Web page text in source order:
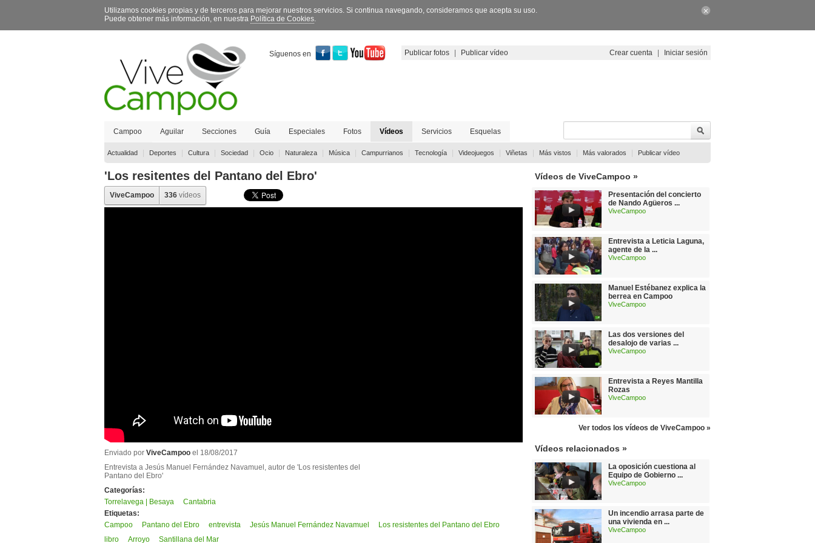
Utilizamos cookies propias y de terceros para mejorar nuestros servicios. Si continua navegando, consideramos que acepta su uso.
Puede obtener más información, en nuestra Política de Cookies.
Síguenos en Publicar fotos Publicar vídeo Crear cuenta Iniciar sesión
Campoo Aguilar Secciones Guía Especiales Fotos Vídeos
Actualidad Deportes Cultura Sociedad Ocio Naturaleza Música Campurrianos Tecnología Videojuegos Viñetas Más vistos Más valorados Publicar vídeo
Servicios Esquelas
Contacto
'Los resitentes del Pantano del Ebro'
ViveCampoo 336 vídeos
Enviado por ViveCampoo el 18/08/2017
Entrevista a Jesús Manuel Fernández Navamuel, autor de 'Los resistentes del
Pantano del Ebro'
Categorías:
Torrelavega | Besaya
Cantabria
Etiquetas:
Campoo
Pantano del Ebro entrevista Jesús Manuel Fernández Navamuel
Los resistentes del Pantano del Ebro
libro
Arroyo Santillana del Mar
Vídeos de ViveCampoo »
Presentación del concierto
de Nando Agüeros ...
ViveCampoo
Entrevista a Leticia Laguna,
agente de la ...
ViveCampoo
Manuel Estébanez explica la
berrea en Campoo
ViveCampoo
Las dos versiones del
desalojo de varias ...
ViveCampoo
Entrevista a Reyes Mantilla
Rozas
ViveCampoo
Ver todos los vídeos de ViveCampoo »
Vídeos relacionados »
La oposición cuestiona al
Equipo de Gobierno ...
ViveCampoo
Un incendio arrasa parte de
una vivienda en ...
ViveCampoo